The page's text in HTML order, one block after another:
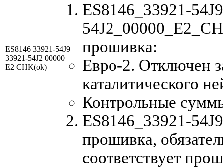
ES8146 33921-54J9
33921-54J2 00000
E2 CHK(ok)
ES8146_33921-
прошивка:
Евро-2. Отключен
каталитического
Контрольные
ES8146_33921-
прошивка,
соответствует